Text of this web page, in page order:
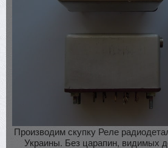
Производим скупку Реле
Украины. Без царапин, видимых